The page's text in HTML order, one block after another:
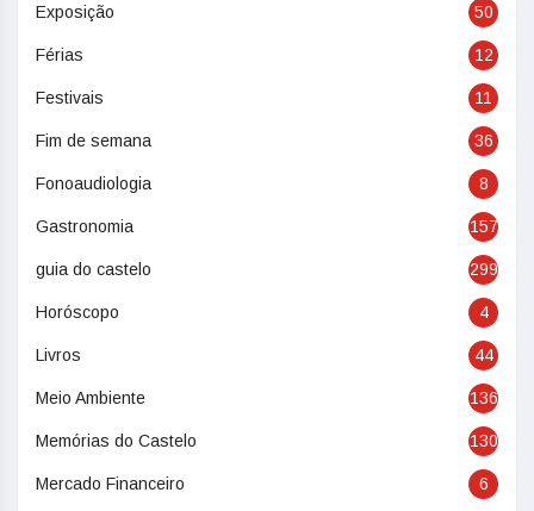
Exposição 50
Férias 12
Festivais 11
Fim de semana 36
Fonoaudiologia 8
Gastronomia 157
guia do castelo 299
Horóscopo 4
Livros 44
Meio Ambiente 136
Memórias do Castelo 130
Mercado Financeiro 6